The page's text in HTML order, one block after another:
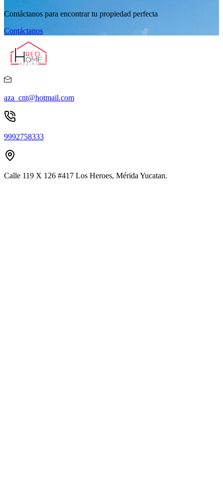
Contáctanos para encontrar tu propiedad perfecta
Contáctanos
aza_cnt@hotmail.com
9992758333
Calle 119 X 126 #417 Los Heroes, Mérida Yucatan.